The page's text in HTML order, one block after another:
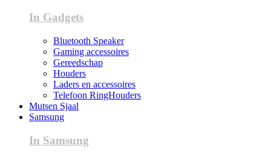
In Gadgets
Bluetooth Speaker
Gaming accessoires
Gereedschap
Houders
Laders en accessoires
Telefoon RingHouders
Mutsen Sjaal
Samsung
In Samsung